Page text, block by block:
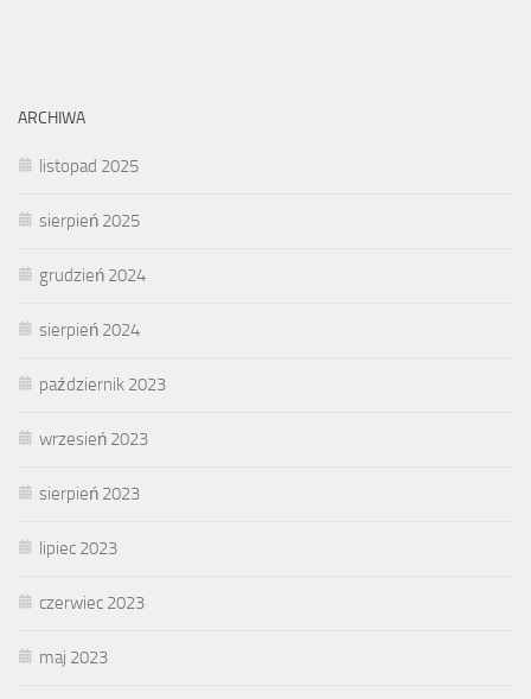
ARCHIWA
listopad 2025
sierpień 2025
grudzień 2024
sierpień 2024
październik 2023
wrzesień 2023
sierpień 2023
lipiec 2023
czerwiec 2023
maj 2023